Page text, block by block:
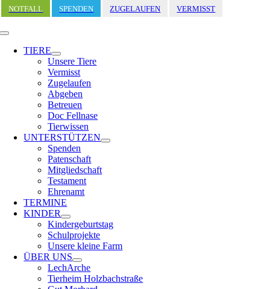
Zum
Inhalt
springen
NOTFALL SPENDEN ZUGELAUFEN VERMISST
Toggle
Navigation
TIERE
Unsere Tiere
Vermisst
Zugelaufen
Abgeben
Betreuen
Doc Fellnase
Tierwissen
UNTERSTÜTZEN
Spenden
Patenschaft
Mitgliedschaft
Testament
Ehrenamt
TERMINE
KINDER
Kindergeburtstag
Schulprojekte
Unsere kleine Farm
ÜBER UNS
LechArche
Tierheim Holzbachstraße